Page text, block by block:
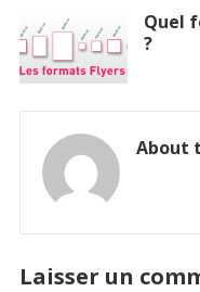
Quel
?
About
Laisser un